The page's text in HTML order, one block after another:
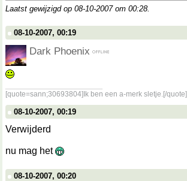
Laatst gewijzigd op 08-10-2007 om 00:28.
08-10-2007, 00:19
Dark Phoenix
[quote=sann;30693804]Ik ben een a-merk sletje.[/quote]
08-10-2007, 00:19
Verwijderd
nu mag het
08-10-2007, 00:20